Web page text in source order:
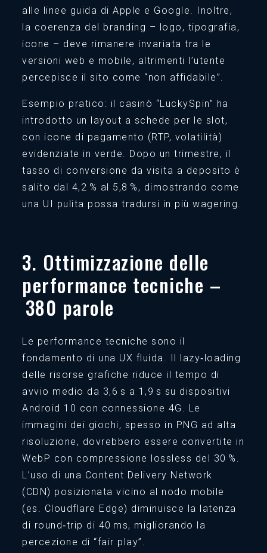
alle linee guida di Apple e Google. Inoltre,
la coerenza del branding – logo, tipografia,
icone – deve rimanere invariata tra le
versioni web e mobile, altrimenti l’utente
percepisce il sito come “non affidabile”.
Esempio pratico: il casinò “LuckySpin” ha
introdotto un layout a schede per le slot,
con icone di pagamento (RTP, volatilità)
evidenziate in verde. Dopo un trimestre, il
tasso di conversione da visita a deposito è
salito dal 4,2 % al 5,8 %, dimostrando come
una UI pulita possa tradursi in più wagering.
3. Ottimizzazione delle
performance tecniche –
380 parole
Le performance tecniche sono il
fondamento di una UX fluida. Il lazy‑loading
delle risorse grafiche riduce il tempo di
avvio medio da 3,6 s a 1,9 s su dispositivi
Android 10 con connessione 4G. Le
immagini dei giochi, spesso in PNG ad alta
risoluzione, dovrebbero essere convertite in
WebP con compressione lossless del 30 %.
L’uso di una Content Delivery Network
(CDN) posizionata vicino al nodo mobile
(es. Cloudflare Edge) diminuisce la latenza
di round‑trip di 40 ms, migliorando la
percezione di “fair play”.